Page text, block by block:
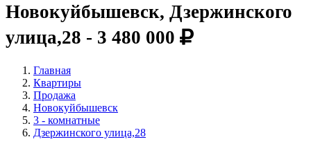
Новокуйбышевск, Дзержинского
улица,28 - 3 480 000
Главная
Квартиры
Продажа
Новокуйбышевск
3 - комнатные
Дзержинского улица,28